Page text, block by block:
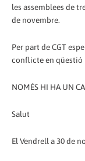
les assemblees de
de novembre.
Per part de CGT
conflicte en qüestió
NOMÉS HI HA UN
Salut
El Vendrell a 30 de